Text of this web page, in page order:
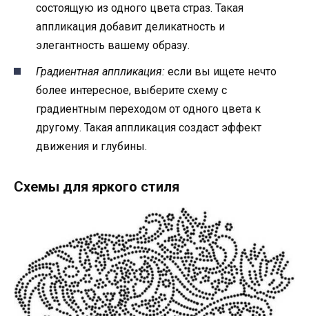
состоящую из одного цвета страз. Такая
аппликация добавит деликатность и
элегантность вашему образу.
Градиентная аппликация: если вы ищете нечто
более интересное, выберите схему с
градиентным переходом от одного цвета к
другому. Такая аппликация создаст эффект
движения и глубины.
Схемы для яркого стиля